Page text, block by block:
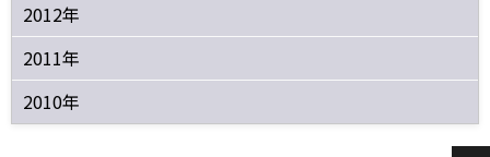
2012年
2011年
2010年